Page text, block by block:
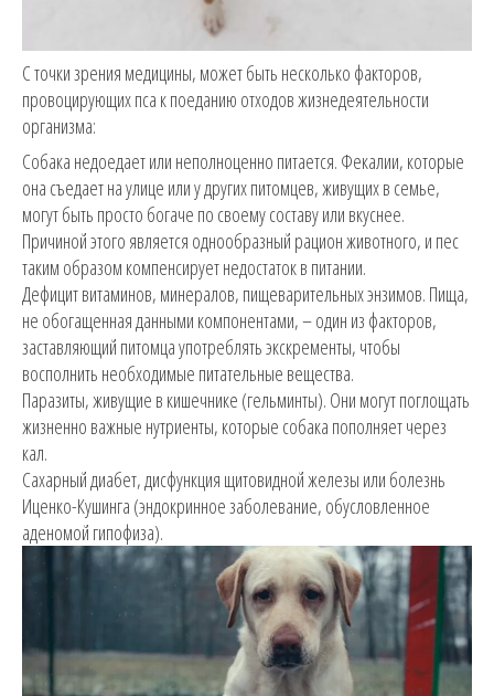
С точки зрения медицины, может быть несколько факторов,
провоцирующих пса к поеданию отходов жизнедеятельности
организма:
Собака недоедает или неполноценно питается. Фекалии, которые
она съедает на улице или у других питомцев, живущих в семье,
могут быть просто богаче по своему составу или вкуснее.
Причиной этого является однообразный рацион животного, и пес
таким образом компенсирует недостаток в питании.
Дефицит витаминов, минералов, пищеварительных энзимов. Пища,
не обогащенная данными компонентами, – один из факторов,
заставляющий питомца употреблять экскременты, чтобы
восполнить необходимые питательные вещества.
Паразиты, живущие в кишечнике (гельминты). Они могут поглощать
жизненно важные нутриенты, которые собака пополняет через
кал.
Сахарный диабет, дисфункция щитовидной железы или болезнь
Иценко-Кушинга (эндокринное заболевание, обусловленное
аденомой гипофиза).